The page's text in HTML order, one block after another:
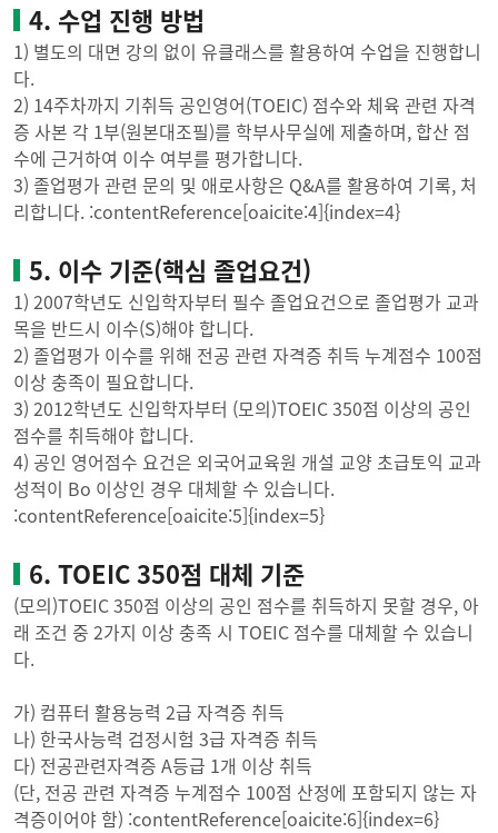
4. 수업 진행 방법
1) 별도의 대면 강의 없이 유클래스를 활용하여 수업을 진행합니
다.
2) 14주차까지 기취득 공인영어(TOEIC) 점수와 체육 관련 자격
증 사본 각 1부(원본대조필)를 학부사무실에 제출하며, 합산 점
수에 근거하여 이수 여부를 평가합니다.
3) 졸업평가 관련 문의 및 애로사항은 Q&A를 활용하여 기록, 처
리합니다. :contentReference[oaicite:4]{index=4}
5. 이수 기준(핵심 졸업요건)
1) 2007학년도 신입학자부터 필수 졸업요건으로 졸업평가 교과
목을 반드시 이수(S)해야 합니다.
2) 졸업평가 이수를 위해 전공 관련 자격증 취득 누계점수 100점
이상 충족이 필요합니다.
3) 2012학년도 신입학자부터 (모의)TOEIC 350점 이상의 공인
점수를 취득해야 합니다.
4) 공인 영어점수 요건은 외국어교육원 개설 교양 초급토익 교과
성적이 Bo 이상인 경우 대체할 수 있습니다.
:contentReference[oaicite:5]{index=5}
6. TOEIC 350점 대체 기준
(모의)TOEIC 350점 이상의 공인 점수를 취득하지 못할 경우, 아
래 조건 중 2가지 이상 충족 시 TOEIC 점수를 대체할 수 있습니
다.
가) 컴퓨터 활용능력 2급 자격증 취득
나) 한국사능력 검정시험 3급 자격증 취득
다) 전공관련자격증 A등급 1개 이상 취득
(단, 전공 관련 자격증 누계점수 100점 산정에 포함되지 않는 자
격증이어야 함) :contentReference[oaicite:6]{index=6}